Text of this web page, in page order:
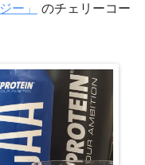
ー」
のチェリーコー